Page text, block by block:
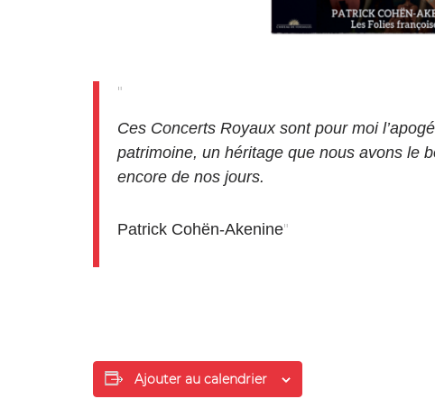
Ces Concerts Royaux sont pour moi
patrimoine, un héritage que nous avons le
encore de nos jours.
Patrick Cohën-Akenine
Ajouter au calendrier